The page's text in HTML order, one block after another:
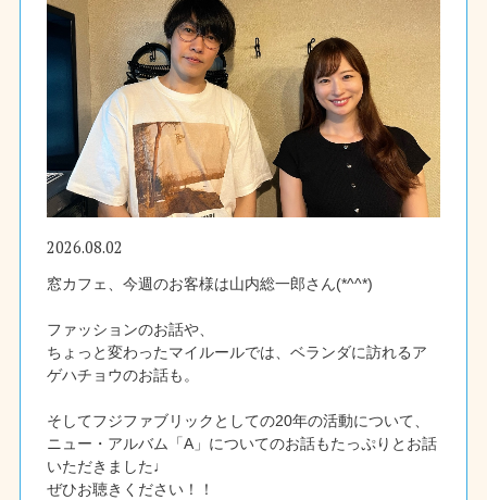
2026.08.02
窓カフェ、今週のお客様は山内総一郎さん(*^^*)
ファッションのお話や、
ちょっと変わったマイルールでは、ベランダに訪れるア
ゲハチョウのお話も。
そしてフジファブリックとしての20年の活動について、
ニュー・アルバム「A」についてのお話もたっぷりとお話
いただきました♩
ぜひお聴きください！！